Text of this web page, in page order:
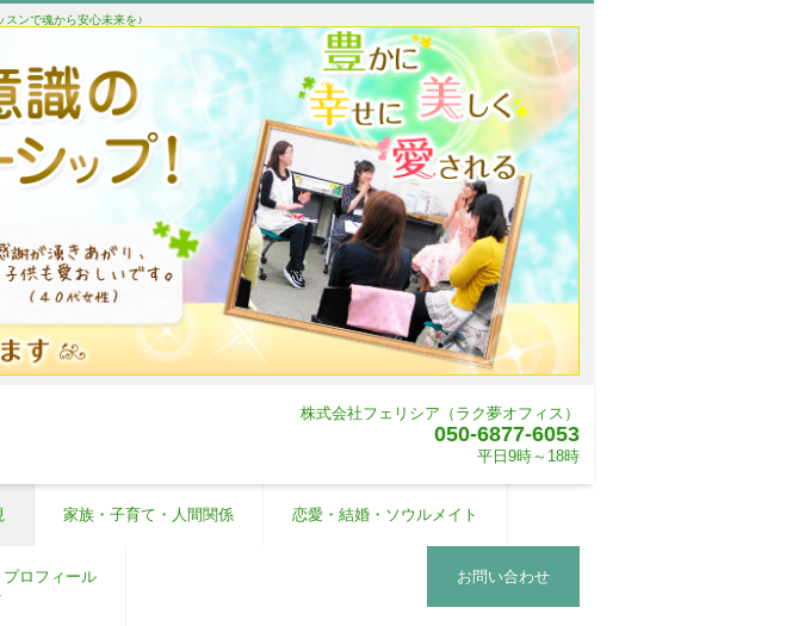
ンで魂から安心未来を♪
株式会社フェリシア（ラク夢オフィス）
050-6877-6053
平日9時～18時
家族・子育て・人間関係 恋愛・結婚・ソウルメイト
ロフィール
お問い合わせ